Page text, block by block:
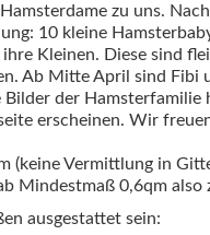
zu uns.
10 kleine
Kleinen. Diese sind
Ab Mitte April sind Fibi
Bilder der
erscheinen. Wir
(keine Vermittlung in
Mindestmaß 0,6qm also
ausgestattet sein: